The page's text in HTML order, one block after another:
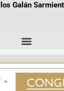
Galán